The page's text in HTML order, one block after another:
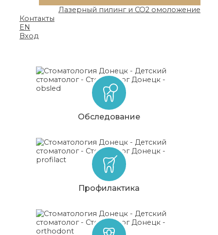
Меню
Лазерный пилинг и СО2 омоложение
Контакты
EN
ВходУслуги
Обследование
Профилактика